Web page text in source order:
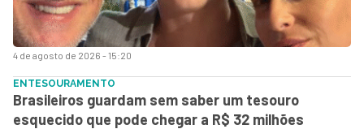
4 de agosto de 2026 - 15:20
ENTESOURAMENTO
Brasileiros guardam sem saber um tesouro
esquecido que pode chegar a R$ 32 milhões